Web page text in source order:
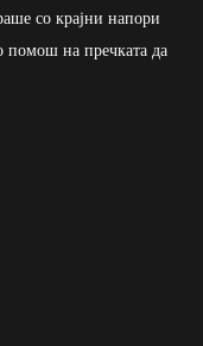
со крајни напори
помош на пречката да